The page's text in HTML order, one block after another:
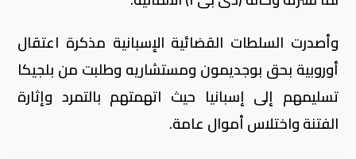
وأصدرت السلطات القضائية الإسبانية مذكرة اعتقال
أوروبية بحق بوجديمون ومستشاريه وطلبت من بلجيكا
تسليمهم إلى إسبانيا حيث اتهمتهم بالتمرد وإثارة
الفتنة واختلاس أموال عامة.